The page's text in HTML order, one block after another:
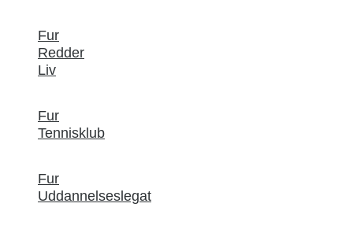
Fur
Redder
Liv
Fur
Tennisklub
Fur
Uddannelseslegat